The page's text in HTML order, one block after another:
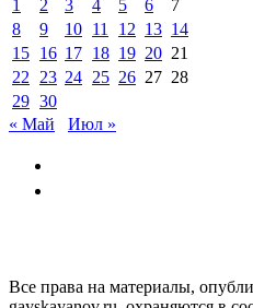
1
2 3 4 5 6
7
8
9 10 11 12 13 14
15 16 17 18 19 20 21
22
23 24 25 26 27 28
29 30
« Май
Июл »
Все права на материалы,